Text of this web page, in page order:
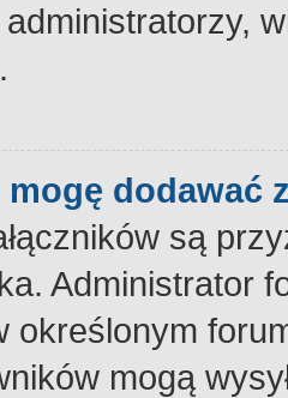
dodawać
są
Administrator
określonym
mogą